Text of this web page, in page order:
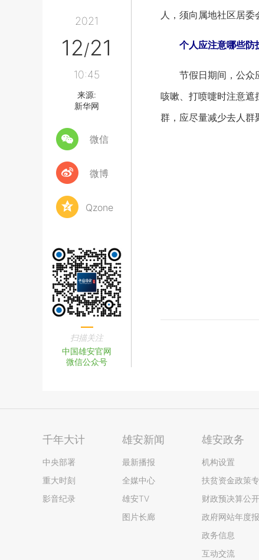
2021
12/21
10:45
来源:
新华网
微信
微博
Qzone
扫描关注
中国雄安官网
微信公众号
人，须向属地社区居委
个人应注意哪些防
节假日期间，公众应
咳嗽、打喷嚏时注意遮
群，应尽量减少去人群
千年大计
中央部署
重大时刻
影音纪录
雄安新闻
最新播报
全媒中心
雄安TV
图片长廊
雄安政务
机构设置
扶贫资金政策
财政预决算公
政府网站年度
政务信息
互动交流